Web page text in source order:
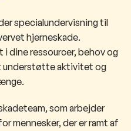
specialundervisning til
hjerneskade.
i dine ressourcer, behov og
understøtte aktivitet og
som arbejder
mennesker, der er ramt af